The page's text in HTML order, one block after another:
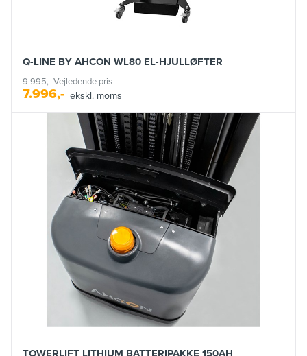
Q-LINE BY AHCON WL80 EL-HJULLØFTER
9.995,-Vejledende pris
7.996,- ekskl. moms
TOWERLIFT LITHIUM BATTERIPAKKE 150AH